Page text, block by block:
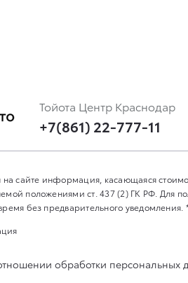
Тойота Центр Краснодар
+7(861) 22-777-11
на сайте информация, касающаяся
положениями ст. 437 (2) ГК РФ. Для
без предварительного уведомления.
обработки персональных